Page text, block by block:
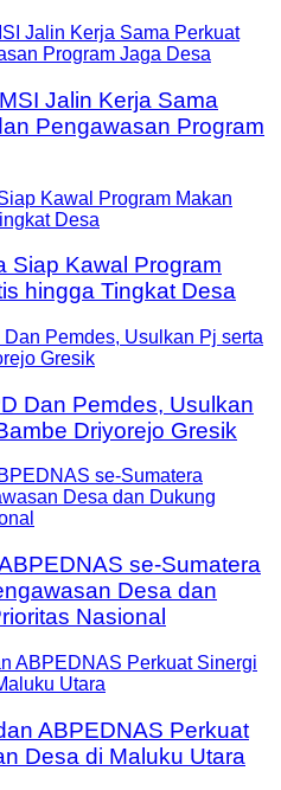
Jalin Kerja Sama
Pengawasan Program
Siap Kawal Program
hingga Tingkat Desa
Dan Pemdes, Usulkan
Driyorejo Gresik
se-Sumatera
Desa dan
Nasional
ABPEDNAS Perkuat
Desa di Maluku Utara